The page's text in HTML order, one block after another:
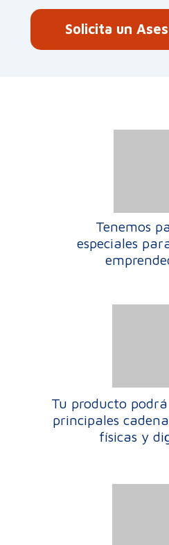
Solicita un
Tenemos
especiales
Tu producto
principales
físicas y